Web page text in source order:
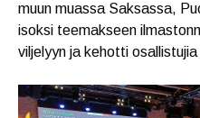
muun muassa Saksassa,
isoksi teemakseen
viljelyyn ja kehotti